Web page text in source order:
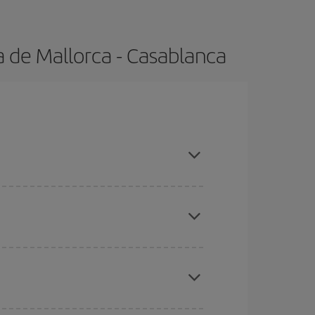
Mallorca - Casablanca
días cercanos